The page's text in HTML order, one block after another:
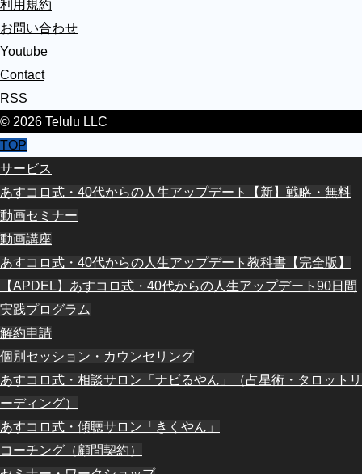
利用規約
お問い合わせ
Youtube
Contact
RSS
© 2026 Telulu LLC
TOP
サービス
あすコロ式・40代からの人生アップデート【新】戦略・無料
動画セミナー
動画講座
あすコロ式・40代からの人生アップデート教科書【完全版】
【APDEL】あすコロ式・40代からの人生アップデート90日間
実践プログラム
解約申請
個別セッション・カウンセリング
あすコロ式・相談サロン「ナビるやん」（占星術・タロットリ
ーディング）
あすコロ式・傾聴サロン「きくやん」
コーチング（顧問契約）